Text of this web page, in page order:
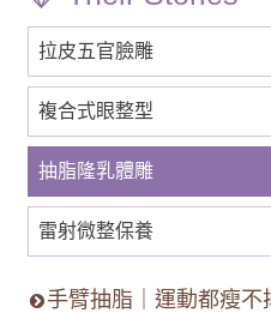
拉皮五官臉雕
複合式眼整型
抽脂隆乳體雕
雷射微整保養
手臂抽脂｜運動都瘦不